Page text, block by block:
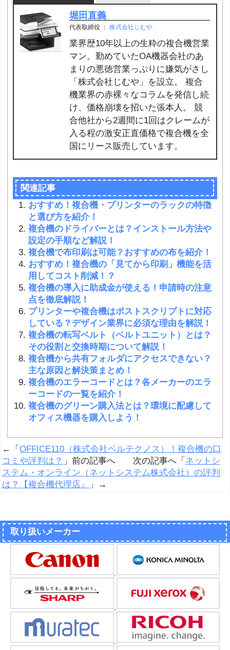
堀田直義
代表取締役 ： 株式会社じむや
業界歴10年以上の生粋の複合機営業
マン。勤めていたOA機器会社のあ
まりの悪徳営業っぷりに嫌気がさし
「株式会社じむや」を設立。 複合
機業界の赤裸々なコラムを発信し続
け、価格崩壊を招いた張本人。 競
合他社から2週間に1回はクレームが
入る程の激安正直価格で複合機を全
国にリース販売しています。
関連記事
おすすめ！複合機・プリンターのラックの特徴
と選び方を紹介！
複合機のドライバーとは？インストール方法や
設定の手順など解説！
複合機で布印刷は可能？おすすめの布を紹介！
おすすめ！複合機の「見てから印刷」機能を活
用してコスト削減！？
複合機の導入に助成金が使える！申請時の注意
点を徹底解説！
プリンターや複合機はポストスクリプトに対応
している？デザイン業界に必須な理由を解説！
複合機の転写ベルト（ベルトユニット）とは？
その役割と交換時期について解説！
複合機から共有フォルダにアクセスできない？
主な原因と解決策まとめ！
複合機のエラーコードとは？各メーカーのエラ
ーコードの一覧を紹介！
複合機のグリーン購入法とは？環境に配慮して
オフィス機器を購入しよう！
←「 OFFICE110（株式会社ベルテクノス）！複合機の口
コミや評判は？ 」前の記事へ 次の記事へ「 ネットシ
ステム・オンライン（ネットシステム株式会社）の評判
は？【複合機代理店』
」→
取り扱いメーカー